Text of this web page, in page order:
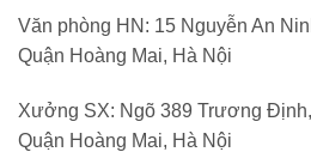
Văn phòng HN: 15 Nguyễn An
Quận Hoàng Mai, Hà Nội
Xưởng SX: Ngõ 389 Trương
Quận Hoàng Mai, Hà Nội